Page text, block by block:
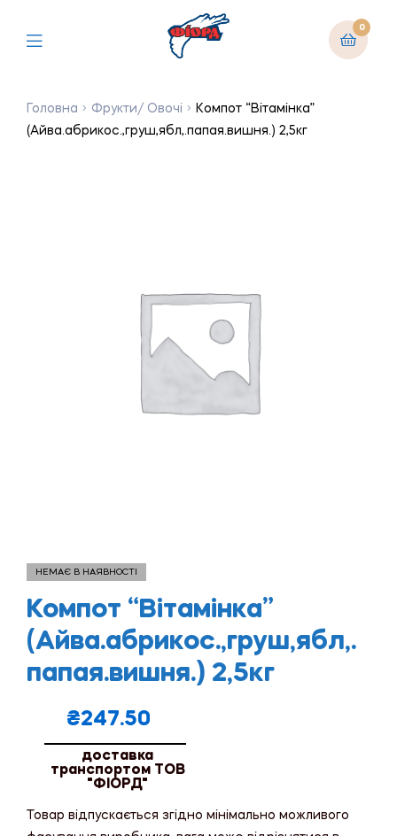
0
Головна Фрукти/ Овочі
Компот “Вітамінка”
(Айва.абрикос.,груш,ябл,.папая.вишня.) 2,5кг
НЕМАЄ В НАЯВНОСТІ
Компот “Вітамінка”
(Айва.абрикос.,груш,ябл,.
папая.вишня.) 2,5кг
₴247.50
доставка
транспортом ТОВ
"ФІОРД"
Товар відпускається згідно мінімально можливого